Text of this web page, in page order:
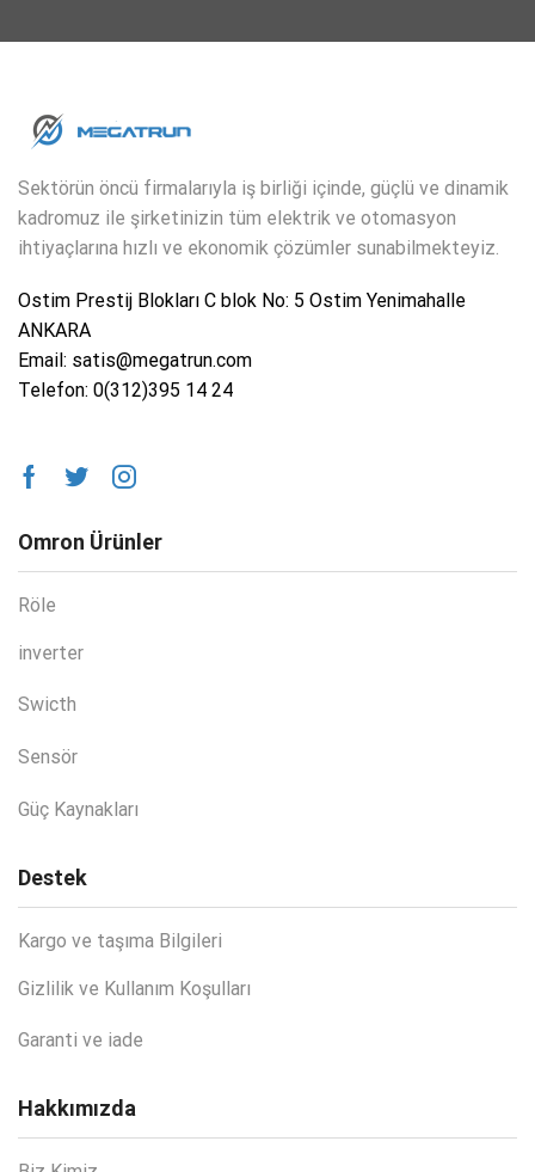
Sektörün öncü firmalarıyla iş birliği içinde, güçlü ve dinamik
kadromuz ile şirketinizin tüm elektrik ve otomasyon
ihtiyaçlarına hızlı ve ekonomik çözümler sunabilmekteyiz.
Ostim Prestij Blokları C blok No: 5 Ostim Yenimahalle
ANKARA
Email: satis@megatrun.com
Telefon: 0(312)395 14 24
Omron Ürünler
Röle
inverter
Swicth
Sensör
Güç Kaynakları
Destek
Kargo ve taşıma Bilgileri
Gizlilik ve Kullanım Koşulları
Garanti ve iade
Hakkımızda